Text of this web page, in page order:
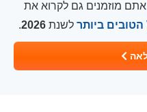
מוזמנים גם לקרוא את
לשנת 2026
.